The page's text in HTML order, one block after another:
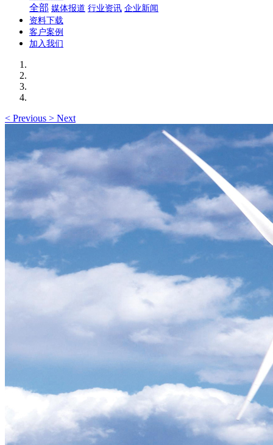
全部 媒体报道 行业资讯 企业新闻
资料下载
客户案例
加入我们
< Previous > Next